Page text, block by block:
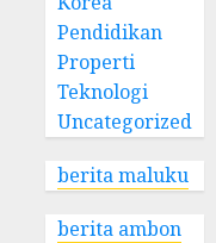
Pendidikan
Properti
Teknologi
Uncategorized
berita maluku
berita ambon